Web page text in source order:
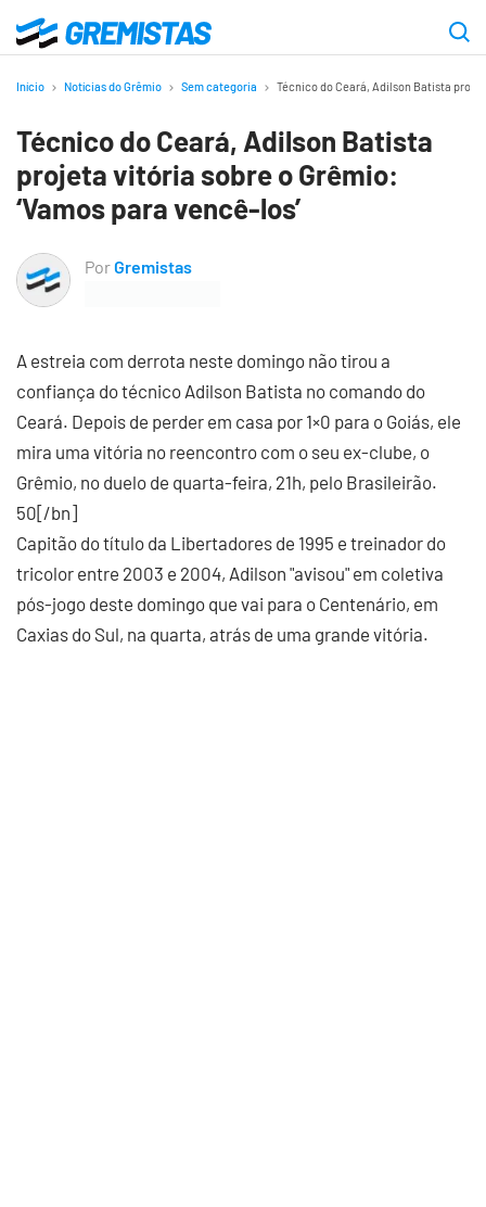
para
principal
Gremistas
Início Notícias do Grêmio Sem categoria Técnico do Ceará, Adilson Batista
Técnico do Ceará, Adilson Batista
projeta vitória sobre o Grêmio:
‘Vamos para vencê-los’
PorGremistas
A estreia com derrota neste domingo não tirou a
confiança do técnico Adilson Batista no comando do
Ceará. Depois de perder em casa por 1×0 para o Goiás, ele
mira uma vitória no reencontro com o seu ex-clube, o
Grêmio, no duelo de quarta-feira, 21h, pelo Brasileirão.
50[/bn]
Capitão do título da Libertadores de 1995 e treinador do
tricolor entre 2003 e 2004, Adilson "avisou" em coletiva
pós-jogo deste domingo que vai para o Centenário, em
Caxias do Sul, na quarta, atrás de uma grande vitória.